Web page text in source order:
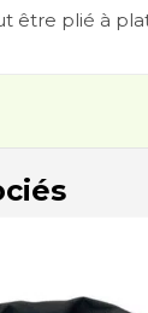
être plié à